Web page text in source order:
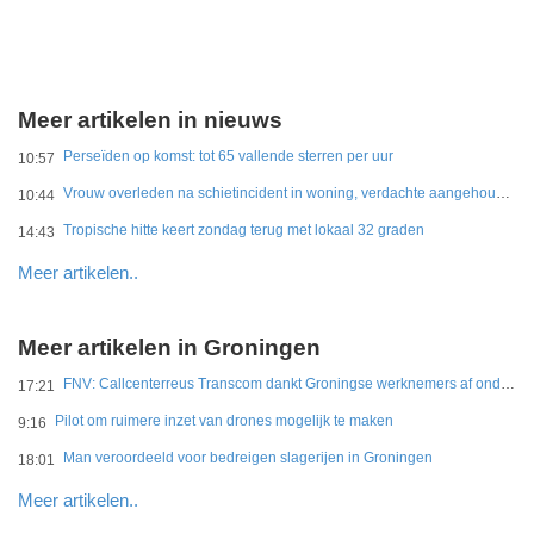
Meer artikelen in nieuws
10:57 Perseïden op komst: tot 65 vallende sterren per uur
10:44 Vrouw overleden na schietincident in woning, verdachte aangehouden
14:43 Tropische hitte keert zondag terug met lokaal 32 graden
Meer artikelen..
Meer artikelen in Groningen
17:21 FNV: Callcenterreus Transcom dankt Groningse werknemers af ondanks miljoenenwinsten
9:16 Pilot om ruimere inzet van drones mogelijk te maken
18:01 Man veroordeeld voor bedreigen slagerijen in Groningen
Meer artikelen..